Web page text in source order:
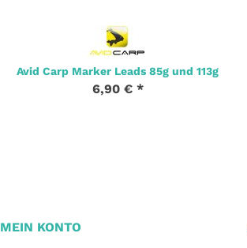
Avid Carp Marker Leads 85g und 113g
6,90 € *
MEIN KONTO